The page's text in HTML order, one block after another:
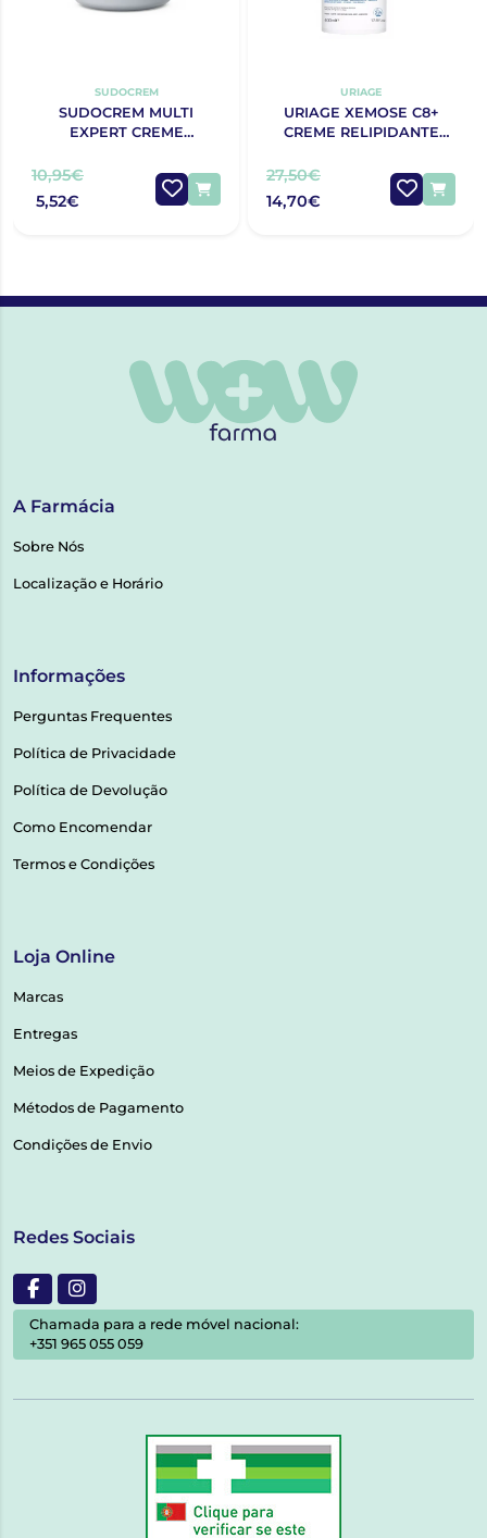
SUDOCREM
SUDOCREM MULTI
EXPERT CREME
10,95€
5,52€
URIAGE
URIAGE XEMOSE C8+
CREME RELIPIDANTE
27,50€
14,70€
A Farmácia
Sobre Nós
Localização e Horário
Informações
Perguntas Frequentes
Política de Privacidade
Política de Devolução
Como Encomendar
Termos e Condições
Loja Online
Marcas
Entregas
Meios de Expedição
Métodos de Pagamento
Condições de Envio
Redes Sociais
Chamada para a rede móvel nacional:
+351 965 055 059